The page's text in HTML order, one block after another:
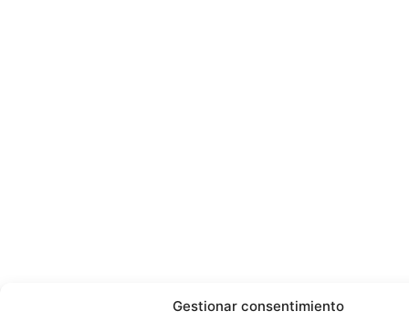
Gestionar consentimiento